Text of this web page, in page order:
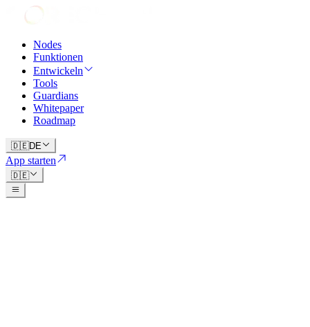
Nodes
Funktionen
Entwickeln
Tools
Guardians
Whitepaper
Roadmap
🇩🇪DE
App starten
🇩🇪